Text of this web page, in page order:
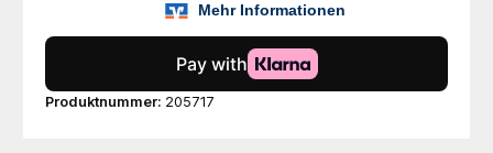
Produktnummer: 205717